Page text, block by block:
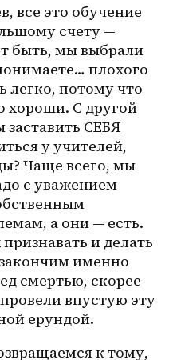
все это обучение
счету —
быть, мы выбрали
плохого
легко, потому что
хороши. С другой
СЕБЯ
у учителей,
Чаще всего, мы
с уважением
а они — есть.
и делать
именно
смертью, скорее
впустую эту
ерундой.